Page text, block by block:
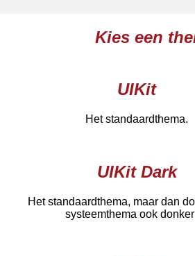
Kies een
UIKit
Het standaardthema.
UIKit Dark
Het standaardthema, maar dan
systeemthema ook